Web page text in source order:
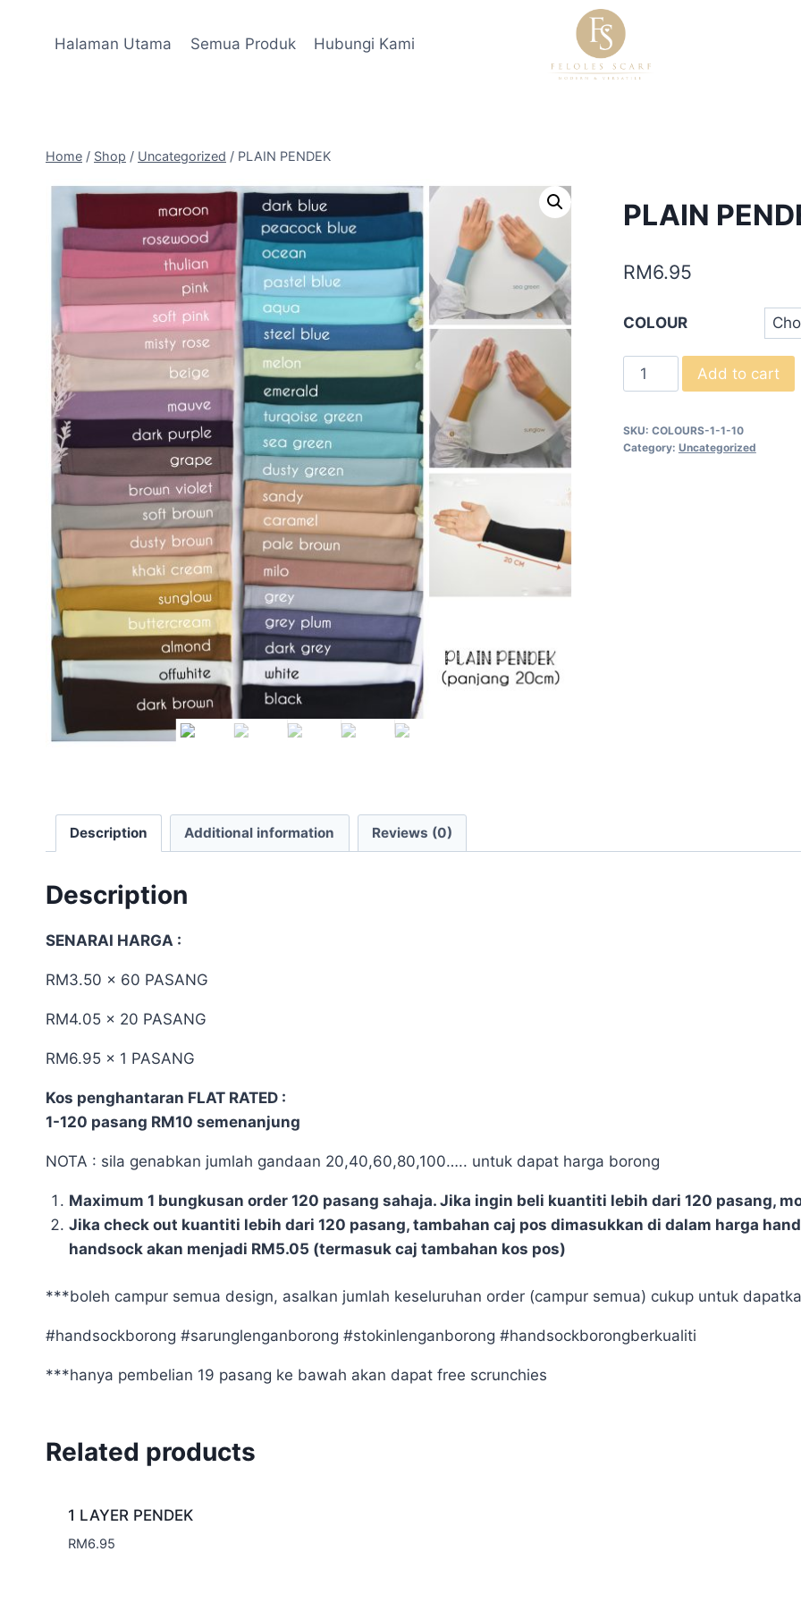
Halaman Utama Semua Produk Hubungi Kami
Home / Shop / Uncategorized / PLAIN PENDEK
PLAIN
RM6.95
COLOUR
PLAIN
PENDEK
Add to cart
SKU: COLOURS-1-1-10
Category: Uncategorized
Description Additional information Reviews (0)
Description
SENARAI HARGA :
RM3.50 x 60 PASANG
RM4.05 x 20 PASANG
RM6.95 x 1 PASANG
Kos penghantaran FLAT RATED :
1-120 pasang RM10 semenanjung
NOTA : sila genabkan jumlah gandaan 20,40,60,80,100….. untuk dapat harga borong
Maximum 1 bungkusan order 120 pasang sahaja. Jika ingin beli kuantiti lebih dari 120 pasang,
Jika check out kuantiti lebih dari 120 pasang, tambahan caj pos dimasukkan di dalam harga
handsock akan menjadi RM5.05 (termasuk caj tambahan kos pos)
***boleh campur semua design, asalkan jumlah keseluruhan order (campur semua) cukup untuk
#handsockborong #sarunglenganborong #stokinlenganborong #handsockborongberkualiti
***hanya pembelian 19 pasang ke bawah akan dapat free scrunchies
Related products
1 LAYER PENDEK
RM6.95